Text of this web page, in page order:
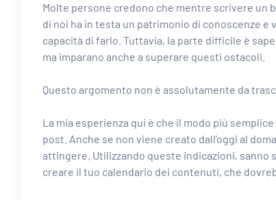
Molte persone credono che mentre scrivere un
di noi ha in testa un patrimonio di conoscenze
capacità di farlo. Tuttavia, la parte difficile è
ma imparano anche a superare questi ostacoli.
Questo argomento non è assolutamente da
La mia esperienza qui è che il modo più
post. Anche se non viene creato dall’oggi al
attingere. Utilizzando queste indicazioni, sanno
creare il tuo calendario dei contenuti, che